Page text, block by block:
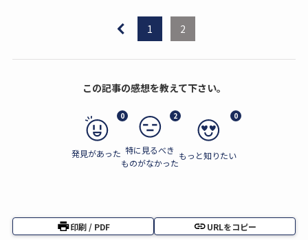
1 2
この記事の感想を教えて下さい。
0
発見があった
2
特に見るべき
ものがなかった
0
もっと知りたい
印刷 / PDF URLをコピー